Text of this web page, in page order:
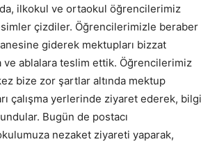
ilkokul ve ortaokul öğrencilerimiz
çizdiler. Öğrencilerimizle beraber
giderek mektupları bizzat
ve ablalara teslim ettik. Öğrencilerimiz
bize zor şartlar altında mektup
çalışma yerlerinde ziyaret ederek, bilgi
Bugün de postacı
nezaket ziyareti yaparak,